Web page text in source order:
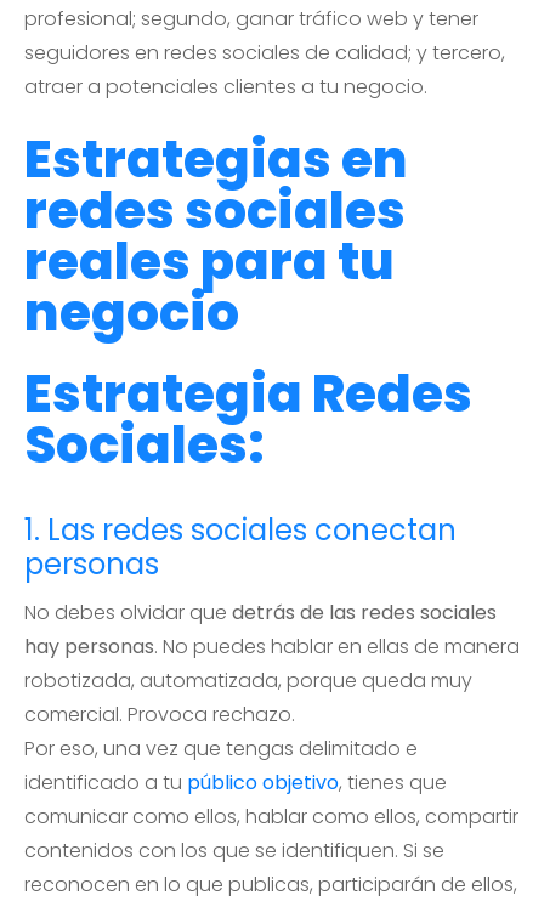
profesional; segundo, ganar tráfico web y tener
seguidores en redes sociales de calidad; y tercero,
atraer a potenciales clientes a tu negocio.
Estrategias en
redes sociales
reales para tu
negocio
Estrategia Redes
Sociales:
1. Las redes sociales conectan
personas
No debes olvidar que detrás de las redes sociales
hay personas. No puedes hablar en ellas de manera
robotizada, automatizada, porque queda muy
comercial. Provoca rechazo.
Por eso, una vez que tengas delimitado e
identificado a tu público objetivo, tienes que
comunicar como ellos, hablar como ellos, compartir
contenidos con los que se identifiquen. Si se
reconocen en lo que publicas, participarán de ellos,